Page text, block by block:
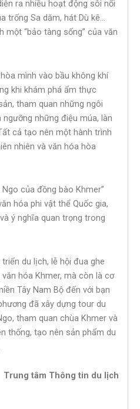
ra nhiều hoạt động sôi nổi
trống Sa dăm, hát Dù kê…
một “bảo tàng sống” của văn
mình vào bầu không khí
khi khám phá ẩm thực
tham quan những ngôi
những điệu múa, làn
cả tạo nên một hành trình
nhiên và văn hóa hòa
của đồng bào Khmer”
hóa phi vật thể Quốc gia,
ý nghĩa quan trọng trong
du lịch, lễ hội đua ghe
hóa Khmer, mà còn là cơ
Tây Nam Bộ đến với bạn
đã xây dựng tour du
tham quan chùa Khmer và
thống, tạo nên sản phẩm du
Trung tâm Thông tin du lịch